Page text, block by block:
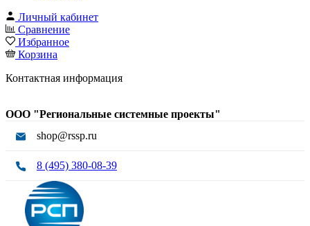
Личный кабинет
Сравнение
Избранное
Корзина
Контактная информация
ООО "Региональные системные проекты"
shop@rssp.ru
8 (495) 380-08-39